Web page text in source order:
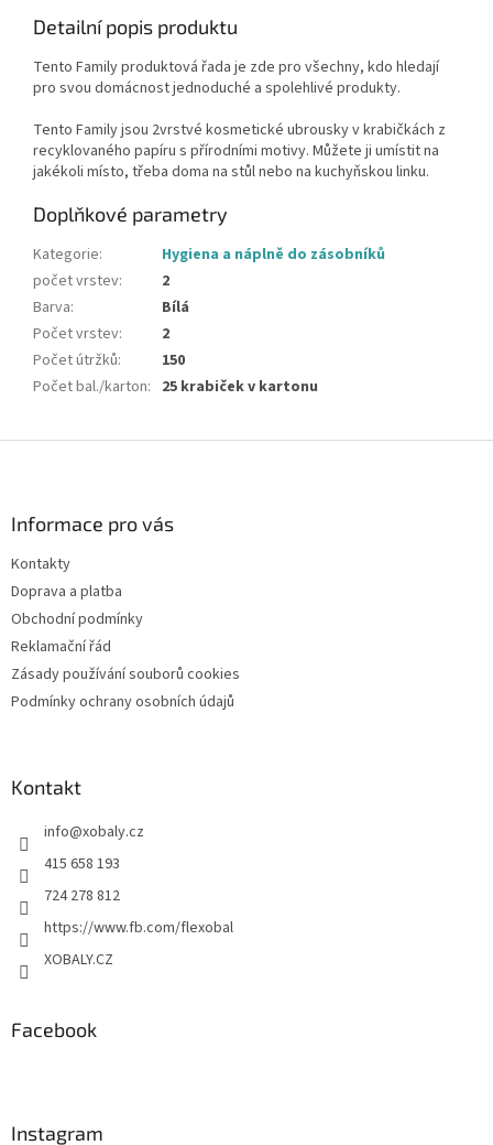
Detailní popis produktu
Tento Family produktová řada je zde pro všechny, kdo hledají
pro svou domácnost jednoduché a spolehlivé produkty.
Tento Family jsou 2vrstvé kosmetické ubrousky v krabičkách z
recyklovaného papíru s přírodními motivy. Můžete ji umístit na
jakékoli místo, třeba doma na stůl nebo na kuchyňskou linku.
Doplňkové parametry
Kategorie:
Hygiena a náplně do zásobníků
počet vrstev:
2
Barva:
Bílá
Počet vrstev:
2
Počet útržků:
150
Počet bal./karton: 25 krabiček v kartonu
Informace pro vás
Kontakty
Doprava a platba
Obchodní podmínky
Reklamační řád
Zásady používání souborů cookies
Podmínky ochrany osobních údajů
Kontakt
info@xobaly.cz
415 658 193
724 278 812
https://www.fb.com/flexobal
XOBALY.CZ
Facebook
Instagram